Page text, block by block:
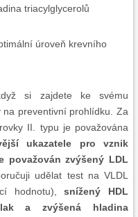
triacylglycerolů
úroveň krevního
si zajdete ke svému
preventivní prohlídku. Za
II. typu je považována
ukazatele pro vznik
považován zvýšený LDL
udělat test na VLDL
hodnotu),snížený HDL
a zvýšená hladina